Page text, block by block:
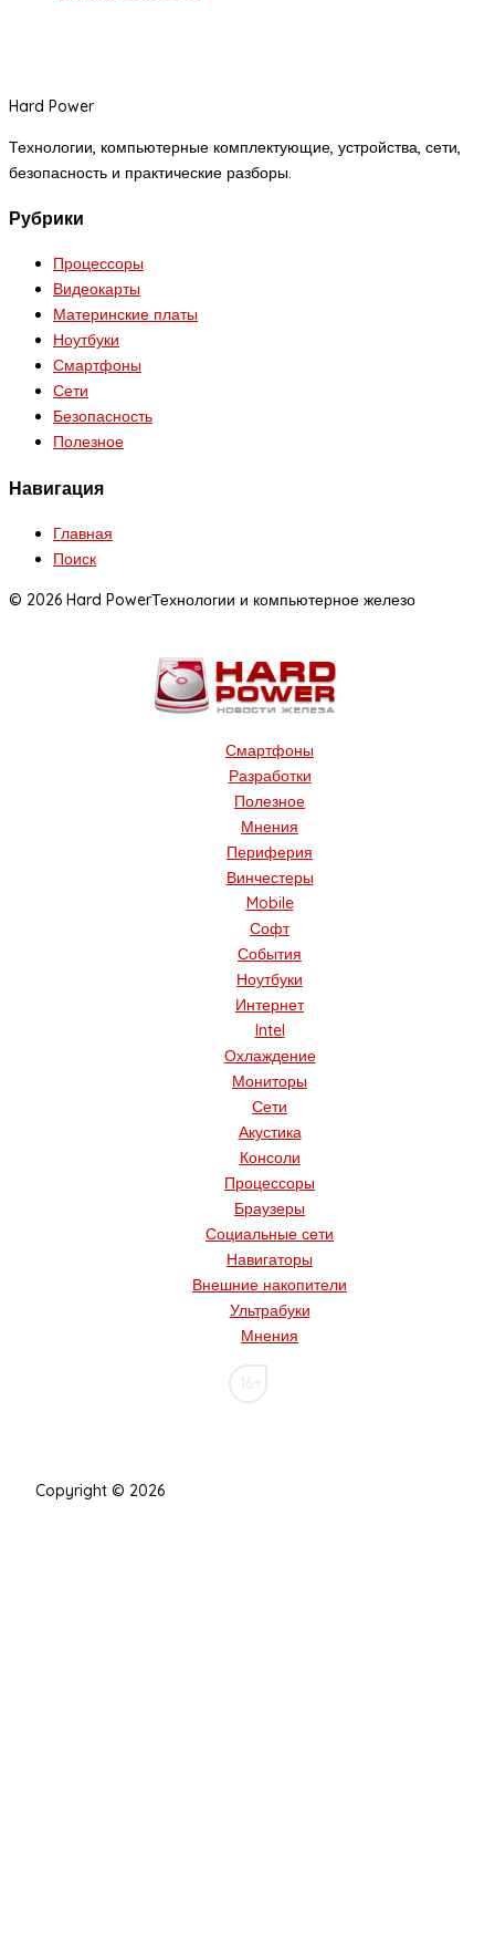
Hard Power
Технологии, компьютерные комплектующие, устройства, сети,
безопасность и практические разборы.
Рубрики
Процессоры
Видеокарты
Материнские платы
Ноутбуки
Смартфоны
Сети
Безопасность
Полезное
Навигация
Главная
Поиск
© 2026 Hard PowerТехнологии и компьютерное железо
Смартфоны
Разработки
Полезное
Мнения
Периферия
Винчестеры
Mobile
Софт
События
Ноутбуки
Интернет
Intel
Охлаждение
Мониторы
Сети
Акустика
Консоли
Процессоры
Браузеры
Социальные сети
Навигаторы
Внешние накопители
Ультрабуки
Мнения
Copyright © 2026